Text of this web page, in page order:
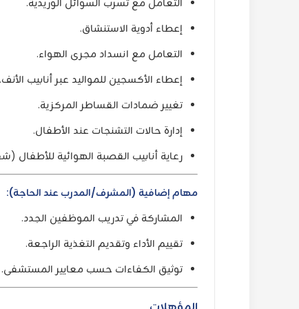
التعامل مع تسرب السوائل الوريدية.
إعطاء أدوية الاستنشاق.
التعامل مع انسداد مجرى الهواء.
إعطاء الأكسجين للمواليد عبر أنابيب الأنف.
تغيير ضمادات القساطر المركزية.
إدارة حالات التشنجات عند الأطفال.
رعاية أنابيب القصبة الهوائية للأطفال
مهام إضافية (المشرف/المدرب عند الحاجة):
المشاركة في تدريب الموظفين الجدد.
تقييم الأداء وتقديم التغذية الراجعة.
توثيق الكفاءات حسب معايير المستشفى.